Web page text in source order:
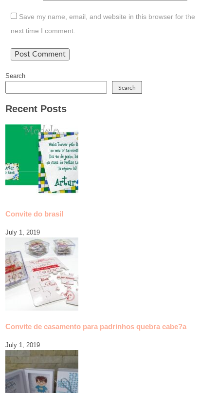
Save my name, email, and website in this browser for the
next time I comment.
Search
Search
Recent Posts
Convite do brasil
July 1, 2019
Convite de casamento para padrinhos quebra cabe?a
July 1, 2019